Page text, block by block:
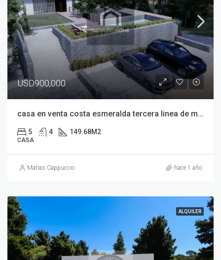
USD900,000
casa en venta costa esmeralda tercera linea de mar
5 4 149.68M2
CASA
Matias Cappuccio hace 1 año
ALQUILER